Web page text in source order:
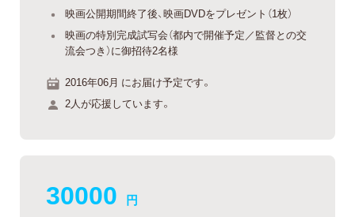
映画公開期間終了後、映画DVDをプレゼント（1枚）
映画の特別完成試写会（都内で開催予定／監督との交
流会つき）に御招待2名様
2016年06月 にお届け予定です。
2人が応援しています。
30000 円